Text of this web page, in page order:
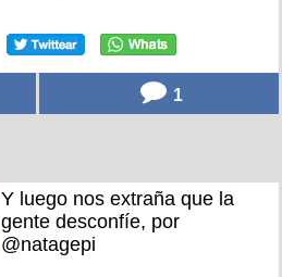
1
Y luego nos extraña que la
gente desconfíe, por
@natagepi